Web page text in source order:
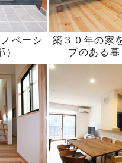
ベーシ
）
築３０年の家
ブのある暮